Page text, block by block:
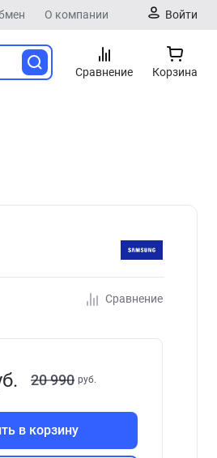
О компании Войти
Сравнение Корзина
Сравнение
20 990 руб.
в корзину